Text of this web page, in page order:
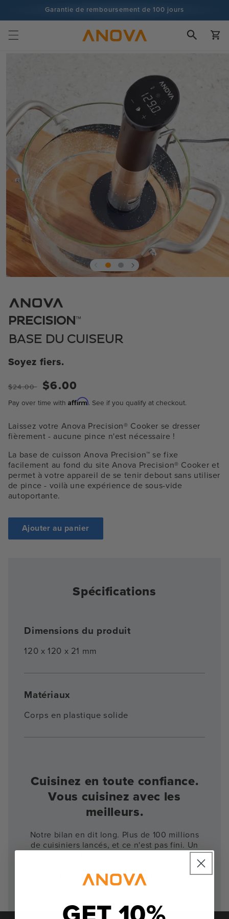
Garantie de remboursement de 100 jours
Plus de 100 millions de cuisiniers, et ce n'est pas fini
Chariot
l'information
fenêtre
modale
PRECISION™
BASE DU CUISEUR
Soyez fiers.
Prix
$24.00 Prix
vente
$6.00
Pay over time with Affirm. See if you qualify at checkout.
Laissez votre Anova Precision® Cooker se dresser
fièrement - aucune pince n'est nécessaire !
La base de cuisson Anova Precision™ se fixe
facilement au fond du site Anova Precision® Cooker et
permet à votre appareil de se tenir debout sans utiliser
de pince - voilà une expérience de sous-vide
autoportante.
Ajouter au panier
Spécifications
Dimensions du produit
120 x 120 x 21 mm
Matériaux
Corps en plastique solide
Cuisinez en toute confiance.
Vous cuisinez avec les
meilleurs.
Notre bilan en dit long. Plus de 100 millions
de cuisiniers lancés, et ce n'est pas fini. Un
demi-million de #anovafoodnerds dans le
monde. Avec une garantie de 2 ans, le cuiseur
Anova Precision est le seul sous-vide dont
vous avez besoin. Période.